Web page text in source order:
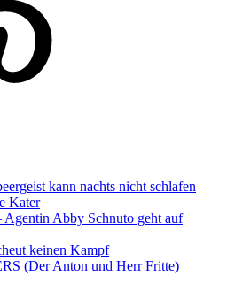
kann nachts nicht schlafen
Kater
Abby Schnuto geht auf
keinen Kampf
(Der Anton und Herr Fritte)